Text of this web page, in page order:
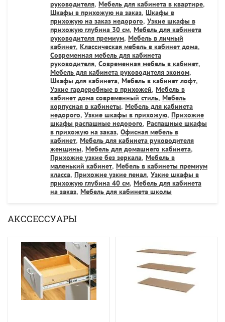
руководителя, Мебель для кабинета в квартире,
Шкафы в прихожую на заказ, Шкафы в
прихожую на заказ недорого, Узкие шкафы в
прихожую глубина 30 см, Мебель для кабинета
руководителя премиум, Мебель в личный
кабинет, Классическая мебель в кабинет дома,
Современная мебель для кабинета
руководителя, Современная мебель в кабинет,
Мебель для кабинета руководителя эконом,
Шкафы для кабинета, Мебель в кабинет лофт,
Узкие гардеробные в прихожей, Мебель в
кабинет дома современный стиль, Мебель
корпусная в кабинеты, Мебель для кабинета
недорого, Узкие шкафы в прихожую, Прихожие
шкафы распашные недорого, Распашные шкафы
в прихожую на заказ, Офисная мебель в
кабинет, Мебель для кабинета руководителя
женщины, Мебель для домашнего кабинета,
Прихожие узкие без зеркала, Мебель в
маленький кабинет, Мебель в кабинеты премиум
класса, Прихожие узкие пенал, Узкие шкафы в
прихожую глубина 40 см, Мебель для кабинета
на заказ, Мебель для кабинета школы
АКССЕССУАРЫ